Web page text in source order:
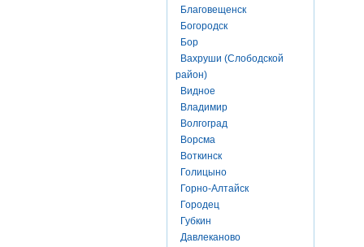
Благовещенск
Богородск
Бор
Вахруши (Слободской
район)
Видное
Владимир
Волгоград
Ворсма
Воткинск
Голицыно
Горно-Алтайск
Городец
Губкин
Давлеканово